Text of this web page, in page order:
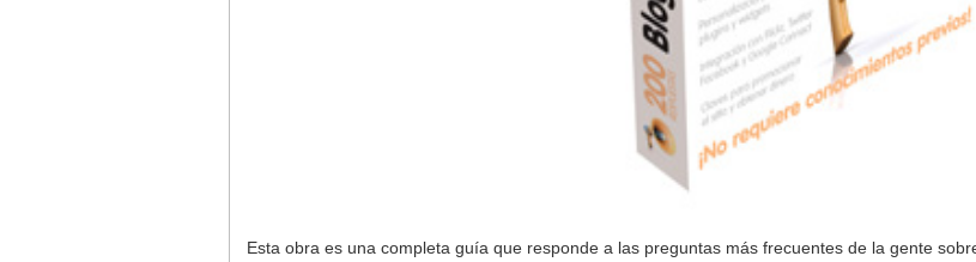
Esta obra es una completa guía que responde a las preguntas más frecuentes de la gente